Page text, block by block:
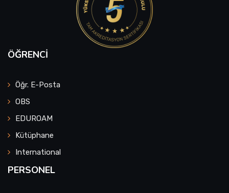
ÖĞRENCI
Öğr. E-Posta
OBS
EDUROAM
Kütüphane
International
PERSONEL